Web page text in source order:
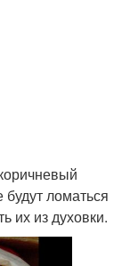
будут ломаться
их из духовки.